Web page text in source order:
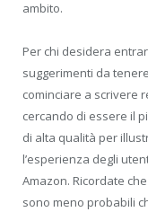
ambito.
Per chi desidera
suggerimenti da
cominciare a scrivere
cercando di essere il
di alta qualità per
l’esperienza degli
Amazon. Ricordate
sono meno probabili